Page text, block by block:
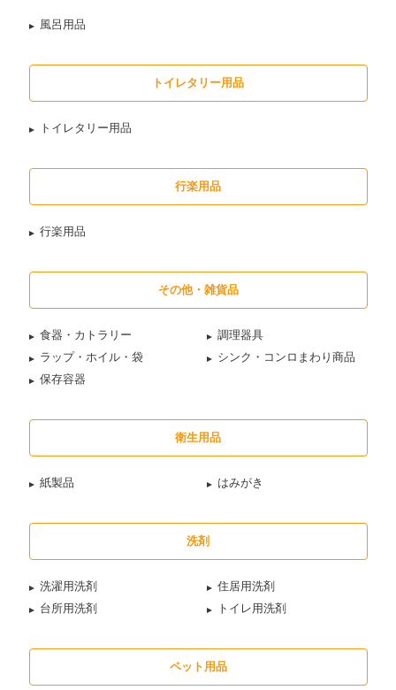
風呂用品
トイレタリー用品
トイレタリー用品
行楽用品
行楽用品
その他・雑貨品
食器・カトラリー
調理器具
ラップ・ホイル・袋
シンク・コンロまわり商品
保存容器
衛生用品
紙製品 はみがき
洗剤
洗濯用洗剤
住居用洗剤
台所用洗剤
トイレ用洗剤
ペット用品